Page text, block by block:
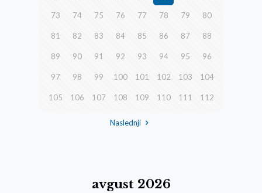
73 74 75 76 77 78 79 80
81 82 83 84 85 86 87 88
89 90 91 92 93 94 95 96
97 98 99 100 101 102 103 104
105 106 107 108 109 110 111 112
Naslednji
avgust 2026